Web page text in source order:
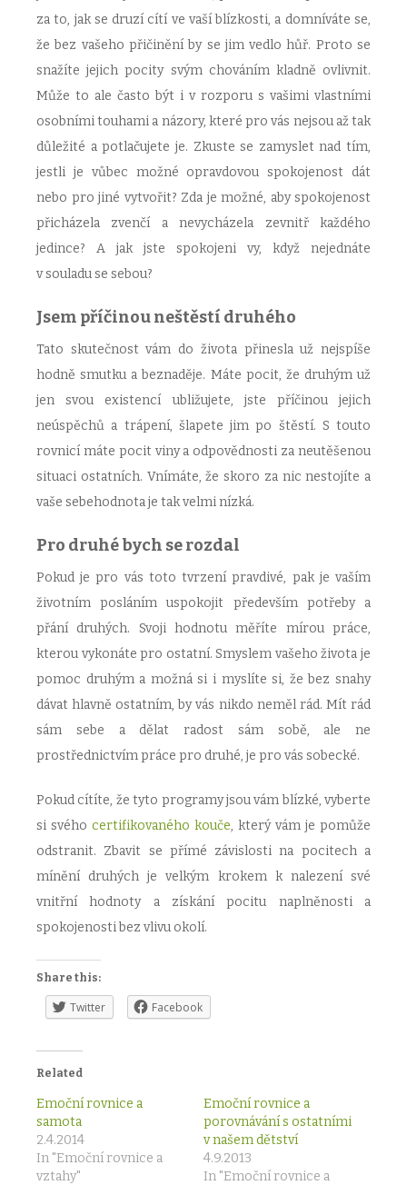
za to, jak se druzí cítí ve vaší blízkosti, a domníváte se,
že bez vašeho přičinění by se jim vedlo hůř. Proto se
snažíte jejich pocity svým chováním kladně ovlivnit.
Může to ale často být i v rozporu s vašimi vlastními
osobními touhami a názory, které pro vás nejsou až tak
důležité a potlačujete je. Zkuste se zamyslet nad tím,
jestli je vůbec možné opravdovou spokojenost dát
nebo pro jiné vytvořit? Zda je možné, aby spokojenost
přicházela zvenčí a nevycházela zevnitř každého
jedince? A jak jste spokojeni vy, když nejednáte
v souladu se sebou?
Jsem příčinou neštěstí druhého
Tato skutečnost vám do života přinesla už nejspíše
hodně smutku a beznaděje. Máte pocit, že druhým už
jen svou existencí ubližujete, jste příčinou jejich
neúspěchů a trápení, šlapete jim po štěstí. S touto
rovnicí máte pocit viny a odpovědnosti za neutěšenou
situaci ostatních. Vnímáte, že skoro za nic nestojíte a
vaše sebehodnota je tak velmi nízká.
Pro druhé bych se rozdal
Pokud je pro vás toto tvrzení pravdivé, pak je vaším
životním posláním uspokojit především potřeby a
přání druhých. Svoji hodnotu měříte mírou práce,
kterou vykonáte pro ostatní. Smyslem vašeho života je
pomoc druhým a možná si i myslíte si, že bez snahy
dávat hlavně ostatním, by vás nikdo neměl rád. Mít rád
sám sebe a dělat radost sám sobě, ale ne
prostřednictvím práce pro druhé, je pro vás sobecké.
Pokud cítíte, že tyto programy jsou vám blízké, vyberte
si svého certifikovaného kouče, který vám je pomůže
odstranit. Zbavit se přímé závislosti na pocitech a
mínění druhých je velkým krokem k nalezení své
vnitřní hodnoty a získání pocitu naplněnosti a
spokojenosti bez vlivu okolí.
Share this:
Twitter Facebook
Related
Emoční rovnice a
samota
2.4.2014
In "Emoční rovnice a
vztahy"
Emoční rovnice a
porovnávání s ostatními
v našem dětství
4.9.2013
In "Emoční rovnice a